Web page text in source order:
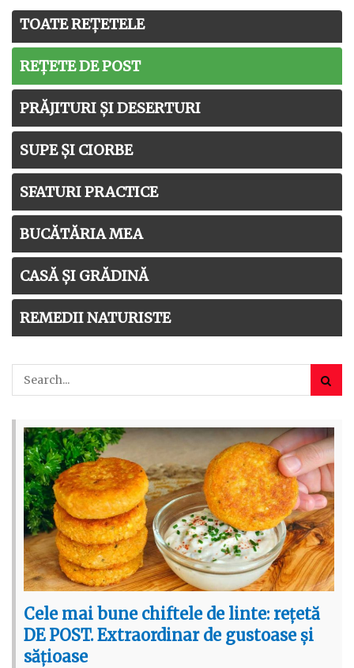
TOATE REȚETELE
REȚETE DE POST
PRĂJITURI ȘI DESERTURI
SUPE ȘI CIORBE
SFATURI PRACTICE
BUCĂTĂRIA MEA
CASĂ ȘI GRĂDINĂ
REMEDII NATURISTE
Cele mai bune chiftele de linte: rețetă
DE POST. Extraordinar de gustoase și
sățioase